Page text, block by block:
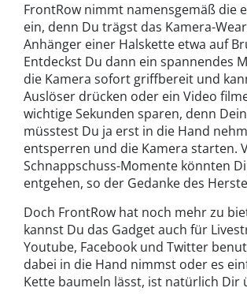
FrontRow nimmt namensgemäß die
ein, denn Du trägst das Kamera-
Anhänger einer Halskette etwa auf
Entdeckst Du dann ein spannendes
die Kamera sofort griffbereit und
Auslöser drücken oder ein Video
wichtige Sekunden sparen, denn
müsstest Du ja erst in die Hand
entsperren und die Kamera starten.
Schnappschuss-Momente könnten
entgehen, so der Gedanke des
Doch FrontRow hat noch mehr zu
kannst Du das Gadget auch für
Youtube, Facebook und Twitter
dabei in die Hand nimmst oder es
Kette baumeln lässt, ist natürlich Dir